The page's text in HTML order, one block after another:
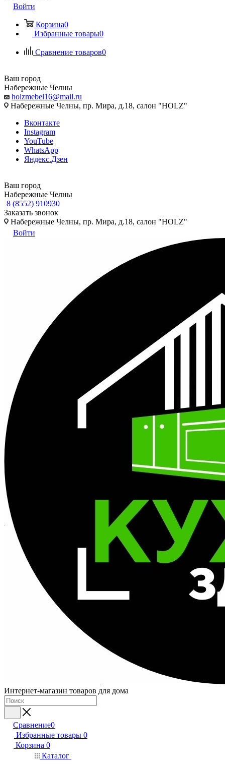
Войти
Корзина0
Избранные товары0
Сравнение товаров0
Ваш город
Набережные Челны
holzmebel16@mail.ru
Набережные Челны, пр. Мира, д.18, салон "HOLZ"
Вконтакте
Instagram
YouTube
WhatsApp
Яндекс.Дзен
Ваш город
Набережные Челны
8 (8552) 910930
Заказать звонок
Набережные Челны, пр. Мира, д.18, салон "HOLZ"
Войти
Интернет-магазин товаров для дома
Сравнение0
Избранные товары 0
Корзина 0
Каталог